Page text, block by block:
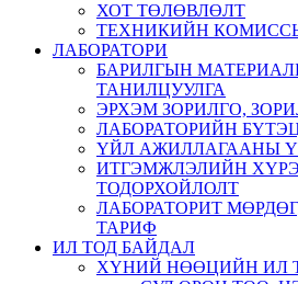
ХОТ ТӨЛӨВЛӨЛТ
ТЕХНИКИЙН
ЛАБОРАТОРИ
БАРИЛГЫН
ТАНИЛЦУУЛГА
ЭРХЭМ ЗОРИЛГО,
ЛАБОРАТОРИЙН
ҮЙЛ АЖИЛЛАГААНЫ
ИТГЭМЖЛЭЛИЙН
ТОДОРХОЙЛОЛТ
ЛАБОРАТОРИТ
ТАРИФ
ИЛ ТОД БАЙДАЛ
ХҮНИЙ НӨӨЦИЙН ИЛ